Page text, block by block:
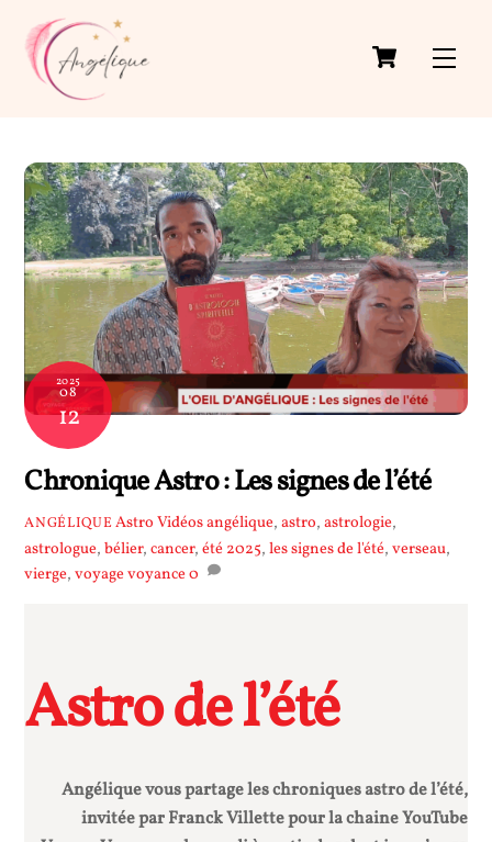
content
2025
08
12
Chronique Astro : Les signes de l’été
ANGÉLIQUEAstro Vidéosangélique,astro,astrologie,
astrologue,bélier,cancer,été 2025,les signes de l'été,verseau,
vierge,voyage voyance0
Astro de l’été
Angélique vous partage les chroniques astro de l’été,
invitée par Franck Villette pour la chaine YouTube